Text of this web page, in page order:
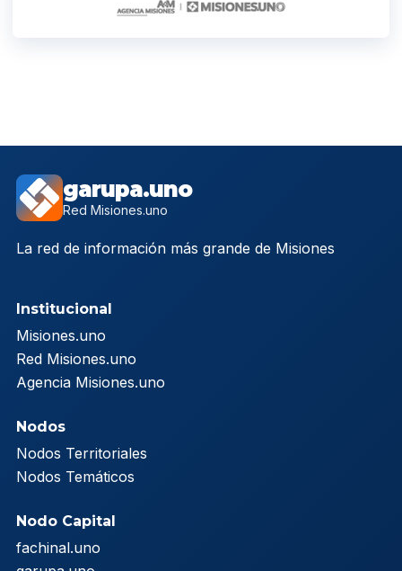
garupa.uno
Red Misiones.uno
La red de información más grande de Misiones
Institucional
Misiones.uno
Red Misiones.uno
Agencia Misiones.uno
Nodos
Nodos Territoriales
Nodos Temáticos
Nodo Capital
fachinal.uno